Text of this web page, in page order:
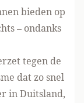
bieden op
– ondanks
tegen de
dat zo snel
in Duitsland,